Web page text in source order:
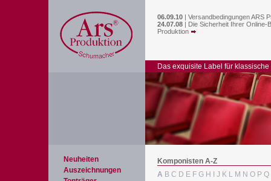
06.09.10 | Versandbedingungen ARS
24.07.08 | Die Sicherheit Ihrer Online-
Produktion
Das exquisite Label für klassische
Neuheiten
Auszeichnungen
Komponisten A-Z
A B C D E F G H J K L M N O P Q